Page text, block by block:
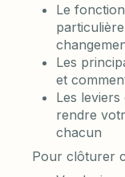
Le
Les
et
Les
rendre
chacun
Pour clôturer